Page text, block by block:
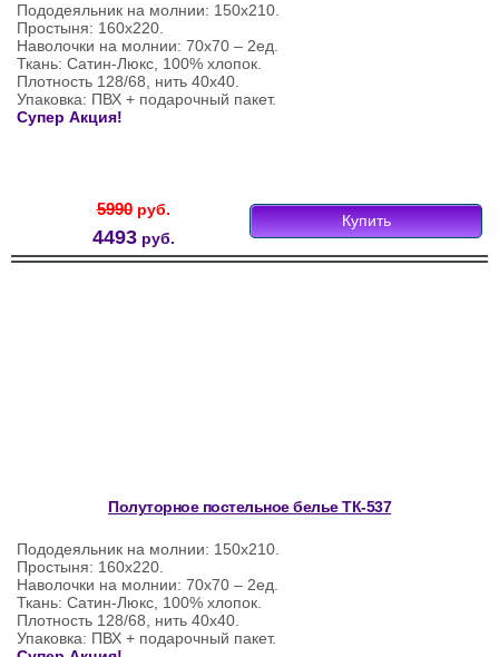
Пододеяльник на молнии: 150х210.
Простыня: 160х220.
Наволочки на молнии: 70х70 – 2ед.
Ткань: Сатин-Люкс, 100% хлопок.
Плотность 128/68, нить 40х40.
Упаковка: ПВХ + подарочный пакет.
Супер Акция!
5990руб.
4493руб.
Купить
Полуторное постельное белье ТК-537
Пододеяльник на молнии: 150х210.
Простыня: 160х220.
Наволочки на молнии: 70х70 – 2ед.
Ткань: Сатин-Люкс, 100% хлопок.
Плотность 128/68, нить 40х40.
Упаковка: ПВХ + подарочный пакет.